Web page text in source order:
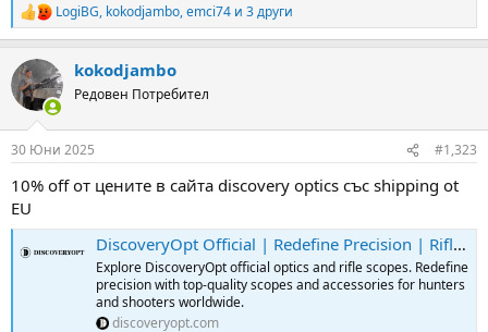
R
e
c
t
i
s
LogiBG, kokodjambo,emci74 и 3 други
kokodjambo
Редовен Потребител
30 Юни 2025 #1,323
10% off от цените в сайта discovery optics със shipping ot
EU
DiscoveryOpt Official | Redefine Precision | Rifle Scopes & Accessorie
Explore DiscoveryOpt official optics and rifle scopes. Redefine
precision with top-quality scopes and accessories for hunters
and shooters worldwide.
discoveryopt.com